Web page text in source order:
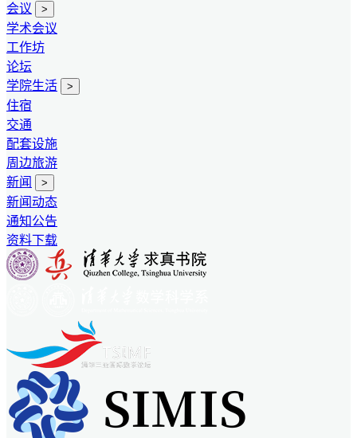
会议
>
学术会议
工作坊
论坛
学院生活
>
住宿
交通
配套设施
周边旅游
新闻
>
新闻动态
通知公告
资料下载